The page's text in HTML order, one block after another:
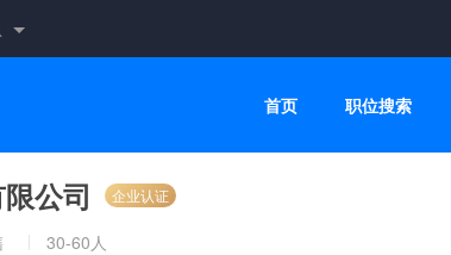
首页 职位搜索
公司 企业认证
30-60人